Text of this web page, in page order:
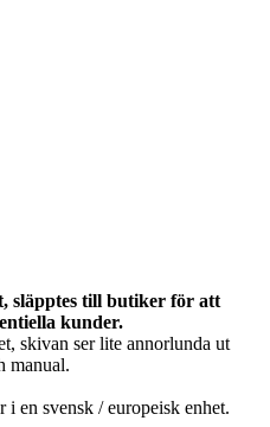
släpptes till butiker för att
kunder.
skivan ser lite annorlunda ut
manual.
i en svensk / europeisk enhet.